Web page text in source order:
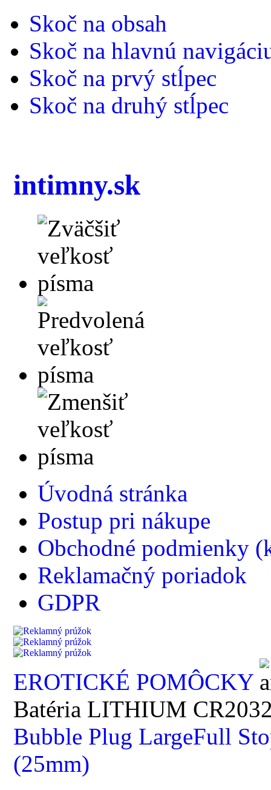
Skoč na obsah
Skoč na hlavnú
Skoč na prvý stĺpec
Skoč na druhý stĺpec
intimny.sk
Úvodná stránka
Postup pri nákupe
Obchodné podmienky
Reklamačný poriadok
GDPR
EROTICKÉ POMÔCKY
Batéria LITHIUM
Bubble Plug LargeFull
(25mm)